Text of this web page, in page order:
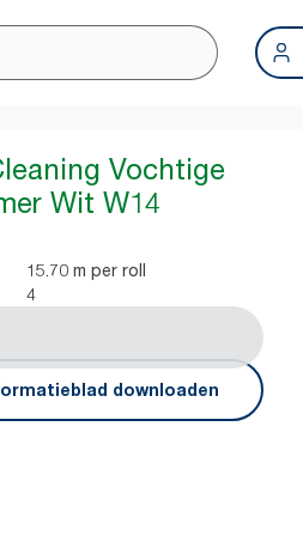
Vochtige
Wit W14
15.70 m per roll
4
downloaden